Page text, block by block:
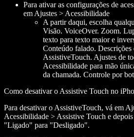
Para ativar as configurações de
em Ajustes > Acessibilidade
A partir daqui, escolha
Visão. VoiceOver. Zoom.
texto para texto maior e
Conteúdo falado.
AssistiveTouch. Ajustes de
Acessibilidade para mão
da chamada. Controle por
Como desativar o Assistive Touch no
Para desativar o AssistiveTouch, vá em
Acessibilidade > Assistive Touch e
"Ligado" para "Desligado".